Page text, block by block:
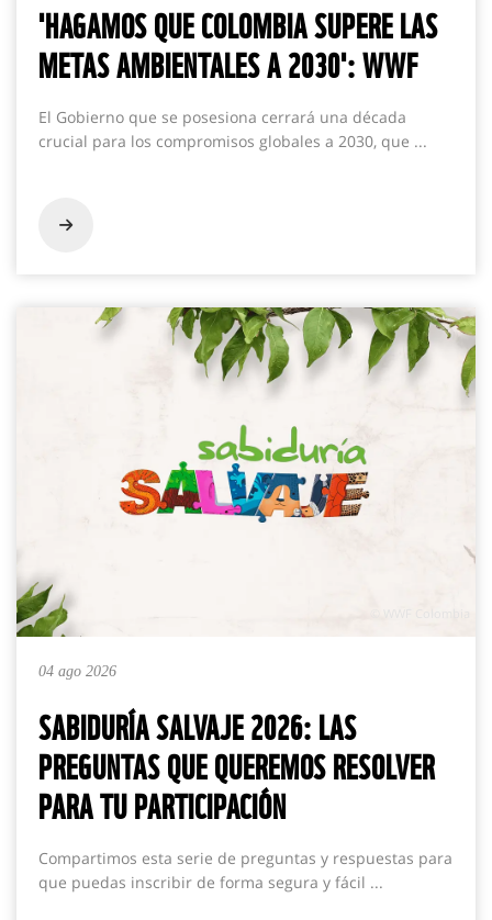
'HAGAMOS QUE COLOMBIA SUPERE LAS
METAS AMBIENTALES A 2030': WWF
El Gobierno que se posesiona cerrará una década
crucial para los compromisos globales a 2030, que ...
04 ago 2026
SABIDURÍA SALVAJE 2026: LAS
PREGUNTAS QUE QUEREMOS RESOLVER
PARA TU PARTICIPACIÓN
Compartimos esta serie de preguntas y respuestas para
que puedas inscribir de forma segura y fácil ...